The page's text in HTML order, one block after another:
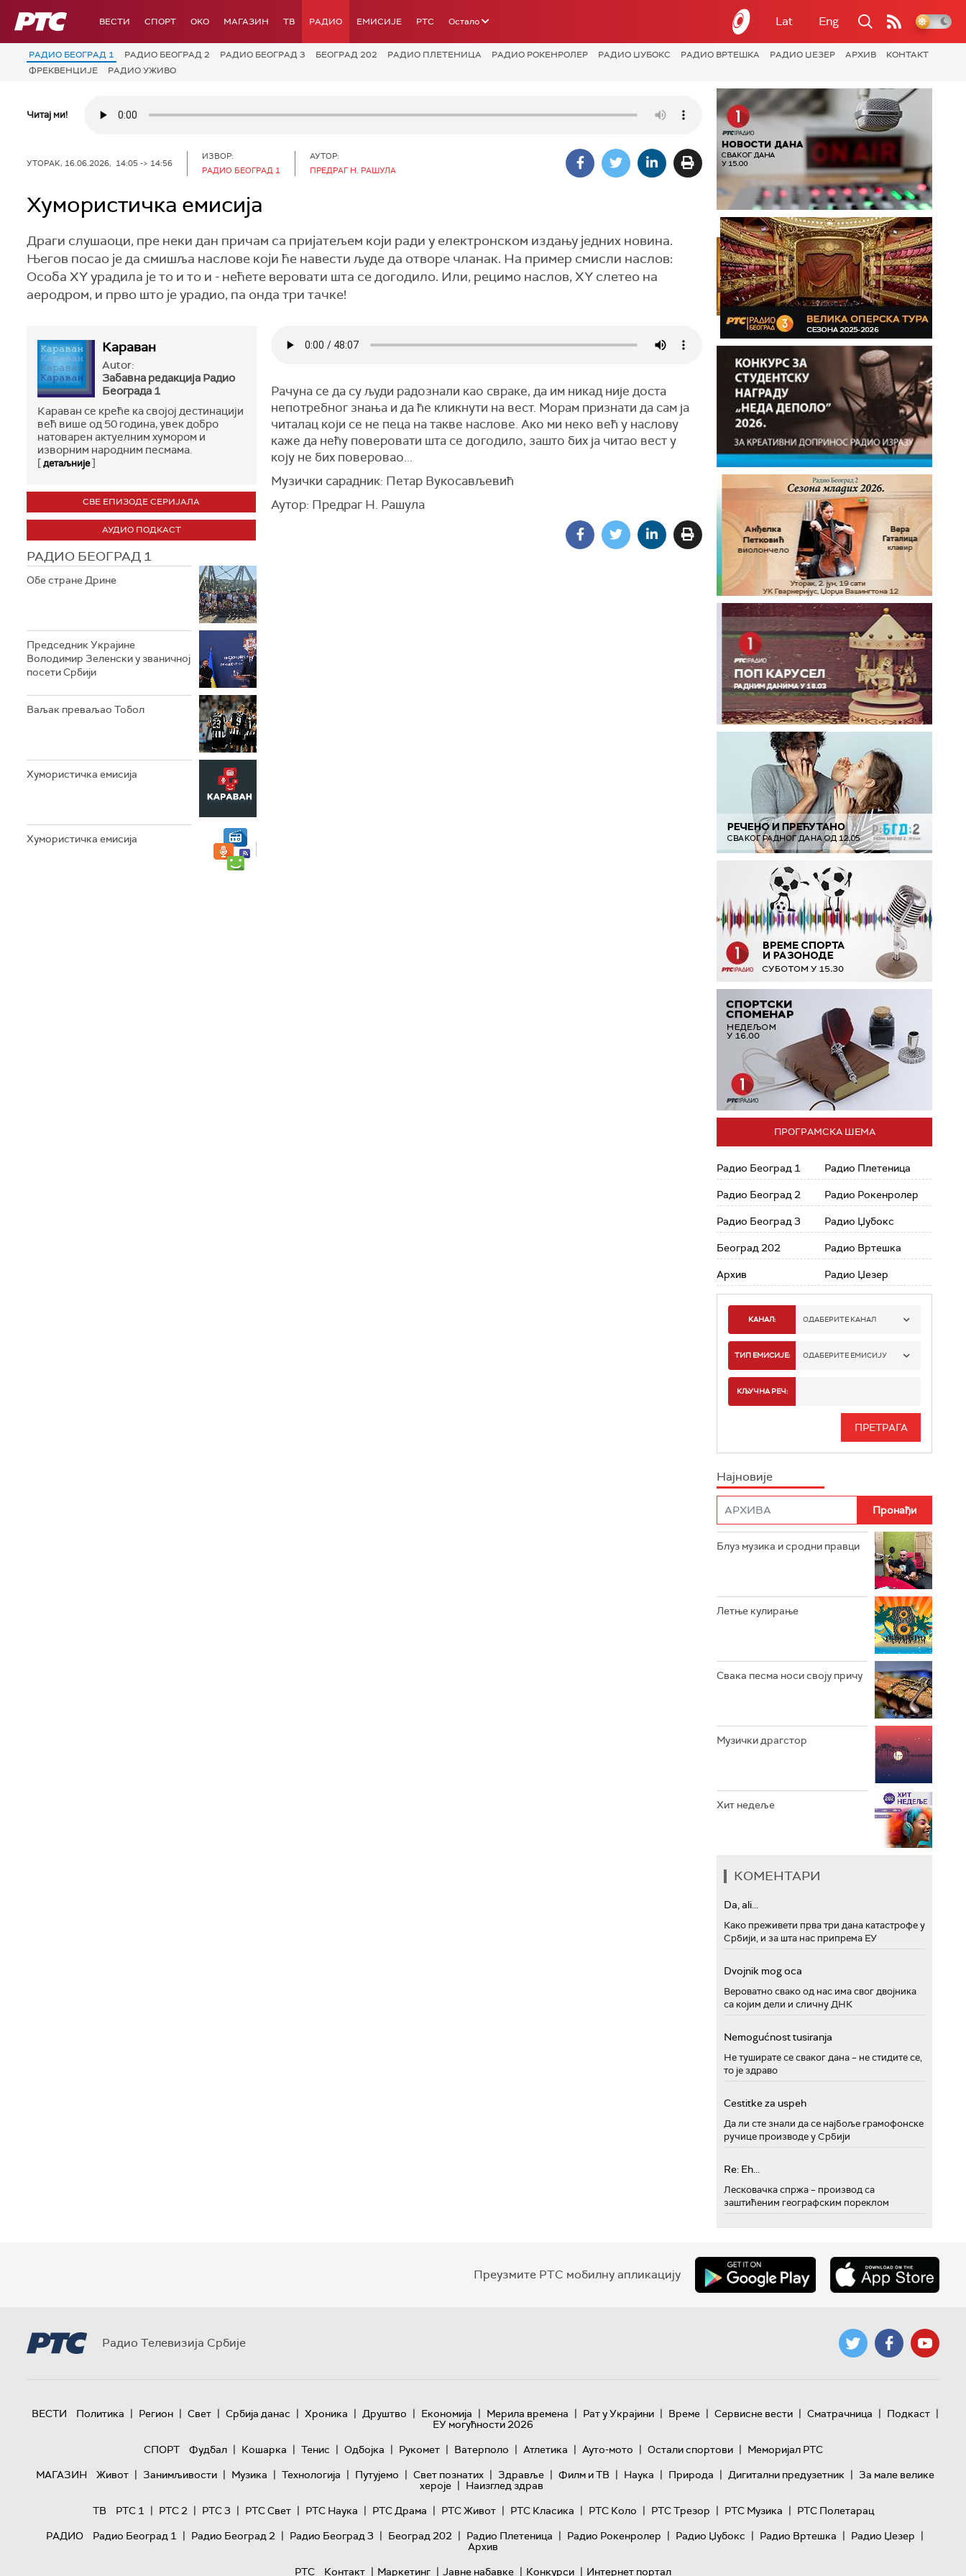
РТС ВЕСТИ СПОРТ OKO МАГАЗИН ТВ РАДИО ЕМИСИЈЕ РТС Остало Lat Eng
РАДИО БЕОГРАД 1 РАДИО БЕОГРАД 2 РАДИО БЕОГРАД 3 БЕОГРАД 202 РАДИО ПЛЕТЕНИЦА РАДИО РОКЕНРОЛЕР РАДИО ЏУБОКС РАДИО ВРТЕШКА РАДИО ЏЕЗЕР АРХИВ
КОНТАКТ
ФРЕКВЕНЦИЈЕ
РАДИО УЖИВО
Читај ми!
УТОРАК, 16.06.2026, 14:05 -> 14:56
ИЗВОР:
РАДИО БЕОГРАД 1
АУТОР:
ПРЕДРАГ Н. РАШУЛА
Хумористичка емисија
Драги слушаоци, пре неки дан причам са пријатељем који ради у електронском издању једних новина.
Његов посао је да смишља наслове који ће навести људе да отворе чланак. На пример смисли наслов:
Особа XY урадила је то и то и - нећете веровати шта се догодило. Или, рецимо наслов, XY слетео на
аеродром, и прво што је урадио, па онда три тачке!
Караван
Autor:
Забавна редакција Радио
Бeограда 1
Караван се креће ка својој дестинацији
већ више од 50 година, увек добро
натоварен актуелним хумором и
изворним народним песмама.
[детаљније]
СВЕ ЕПИЗОДЕ СЕРИЈАЛА
АУДИО ПОДКАСТ
РАДИО БЕОГРАД 1
Обе стране Дрине
Председник Украјине
Володимир Зеленски у званичној
посети Србији
Ваљак преваљао Тобол
Хумористичка емисија
Хумористичка емисија
Рачуна се да су људи радознали као свраке, да им никад није доста
непотребног знања и да ће кликнути на вест. Морам признати да сам ја
читалац који се не пеца на такве наслове. Ако ми неко већ у наслову
каже да нећу поверовати шта се догодило, зашто бих ја читао вест у
коју не бих поверовао...
Музички сарадник: Петар Вукосављевић
Аутор: Предраг Н. Рашула
ПРОГРАМСКА ШЕМА
Радио Београд 1
Радио Београд 2
Радио Београд 3
Београд 202
Архив
Радио Плетеница
Радио Рокенролер
Радио Џубокс
Радио Вртешка
Радио Џезер
КАНАЛ: ОДАБЕРИТЕ КАНАЛ
РАДИО БЕОГРАД 1
РАДИО БЕОГРАД 3
РАДИО РОКЕНРОЛЕР
РАДИО ЏУБОКС
РАДИО ВРТЕШКА
РАДИО ЏЕЗЕР
ТИП ЕМИСИЈЕ: ОДАБЕРИТЕ ЕМИСИЈУ
ИНФО
КЉУЧНА РЕЧ:
Најновије
Блуз музика и сродни правци
Летње кулирање
Свака песма носи своју причу
Музички драгстор
Хит недеље
КОМЕНТАРИ
Da, ali...
Како преживети прва три дана катастрофе у
Србији, и за шта нас припрема ЕУ
Dvojnik mog oca
Вероватно свако од нас има свог двојника
са којим дели и сличну ДНК
Nemogućnost tusiranja
Не туширате се сваког дана – не стидите се,
то је здраво
Cestitke za uspeh
Да ли сте знали да се најбоље грамофонске
ручице производе у Србији
Re: Eh...
Лесковачка спржа – производ са
заштићеним географским пореклом
Преузмите РТС мобилну апликацију
Радио Телевизија Србије
ВЕСТИ Политика | Регион | Свет | Србија данас | Хроника | Друштво | Економија | Мерила времена | Рат у Украјини | Време | Сервисне вести | Сматрачница | Подкаст |
ЕУ могућности 2026
СПОРТ
Фудбал | Кошарка | Тенис | Одбојка | Рукомет | Ватерполо | Атлетика | Ауто-мото | Остали спортови | Меморијал РТС
МАГАЗИН
Живот | Занимљивости | Музика | Технологијa | Путујемо | Свет познатих | Здравље | Филм и ТВ | Наука | Природа | Дигитални предузетник | За мале велике
хероје | Наизглед здрав
ТВ
РТС 1 | РТС 2 | РТС 3 | РТС Свет | РТС Наука | РТС Драма | РТС Живот | РТС Класика | РТС Коло | РТС Трезор | РТС Музика | РТС Полетарац
РАДИО
Радио Београд 1 | Радио Београд 2 | Радио Београд 3 | Београд 202 | Радио Плетеница | Радио Рокенролер | Радио Џубокс | Радио Вртешка | Радио Џезер |
Архив
РТС
Контакт | Маркетинг | Јавне набавке | Конкурси | Интернет портал